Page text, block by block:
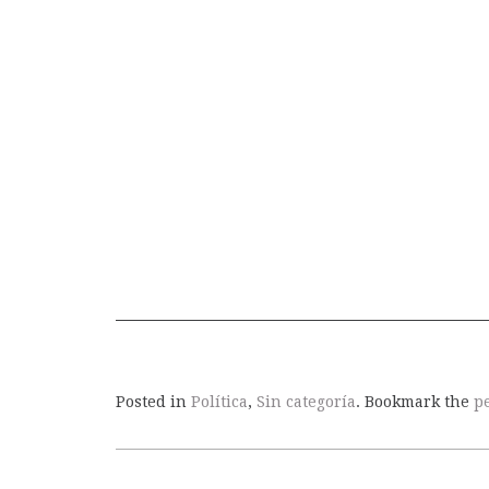
Posted in Política, Sin categoría. Bookmark the